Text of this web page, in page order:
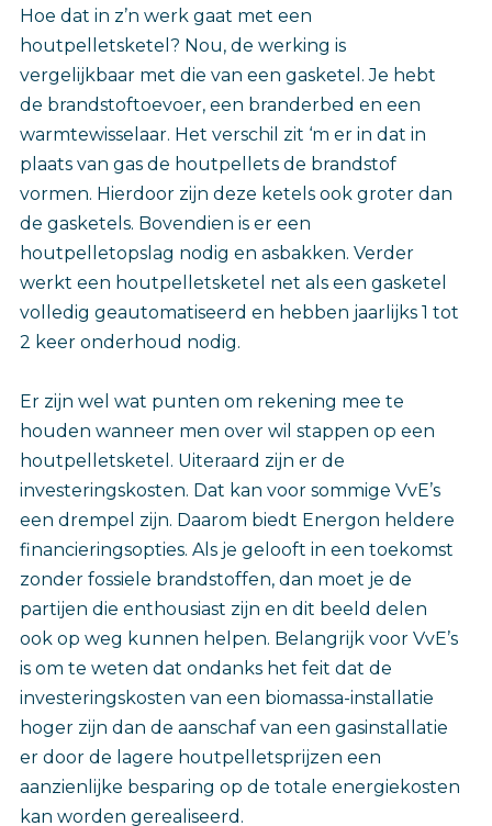
Hoe dat in z’n werk gaat met een
houtpelletsketel? Nou, de werking is
vergelijkbaar met die van een gasketel. Je hebt
de brandstoftoevoer, een branderbed en een
warmtewisselaar. Het verschil zit ‘m er in dat in
plaats van gas de houtpellets de brandstof
vormen. Hierdoor zijn deze ketels ook groter dan
de gasketels. Bovendien is er een
houtpelletopslag nodig en asbakken. Verder
werkt een houtpelletsketel net als een gasketel
volledig geautomatiseerd en hebben jaarlijks 1 tot
2 keer onderhoud nodig.
Er zijn wel wat punten om rekening mee te
houden wanneer men over wil stappen op een
houtpelletsketel. Uiteraard zijn er de
investeringskosten. Dat kan voor sommige VvE’s
een drempel zijn. Daarom biedt Energon heldere
financieringsopties. Als je gelooft in een toekomst
zonder fossiele brandstoffen, dan moet je de
partijen die enthousiast zijn en dit beeld delen
ook op weg kunnen helpen. Belangrijk voor VvE’s
is om te weten dat ondanks het feit dat de
investeringskosten van een biomassa-installatie
hoger zijn dan de aanschaf van een gasinstallatie
er door de lagere houtpelletsprijzen een
aanzienlijke besparing op de totale energiekosten
kan worden gerealiseerd.